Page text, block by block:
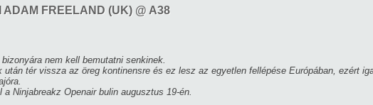
FREELAND (UK) @ A38
nem kell bemutatni senkinek.
után tér vissza az öreg kontinensre és ez lesz az egyetlen fellépése Európában, ezért
Ninjabreakz Openair bulin augusztus 19-én.